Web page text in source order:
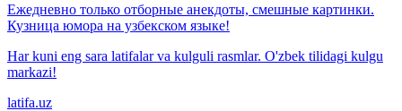
Ежедневно только отборные анекдоты, смешные картинки.
Кузница юмора на узбекском языке!
Har kuni eng sara latifalar va kulguli rasmlar. O'zbek tilidagi kulgu
markazi!
latifa.uz